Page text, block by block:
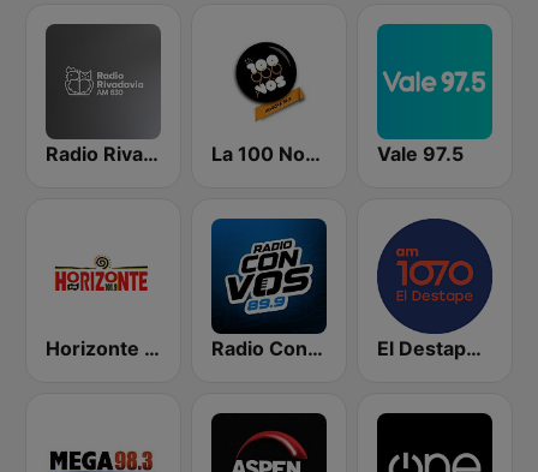
Radio Rivadavia 630 AM La 100 Nogoyá Vale 97.5
Horizonte 101.9 FM Radio Con Vos 89.9 El Destape Radio